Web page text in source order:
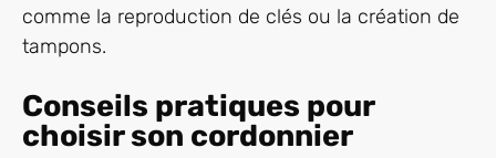
comme la reproduction de clés ou la création de
tampons.
Conseils pratiques pour
choisir son cordonnier